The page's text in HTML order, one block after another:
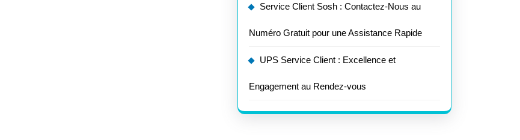
Service Client Sosh : Contactez-Nous au
Numéro Gratuit pour une Assistance Rapide
UPS Service Client : Excellence et
Engagement au Rendez-vous